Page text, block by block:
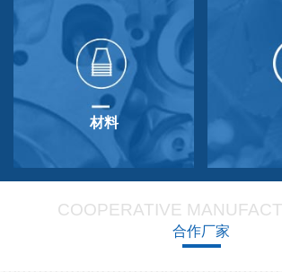
材料
COOPERATIVE
合作厂家